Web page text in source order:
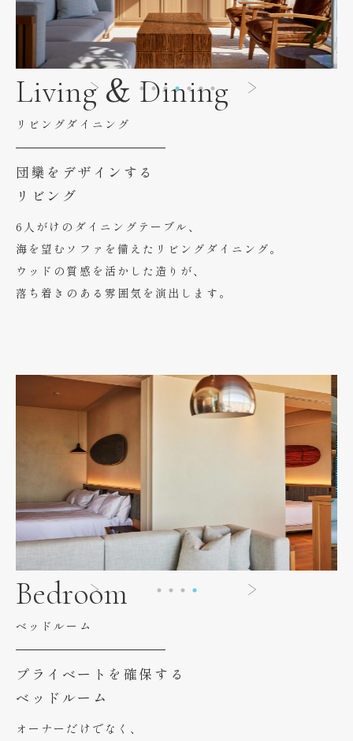
Living & Dining
リビングダイニング
団欒をデザインする
リビング
6人がけのダイニングテーブル、
海を望むソファを備えたリビングダイニング。
ウッドの質感を活かした造りが、
落ち着きのある雰囲気を演出します。
Bedroom
ベッドルーム
プライベートを確保する
ベッドルーム
オーナーだけでなく、